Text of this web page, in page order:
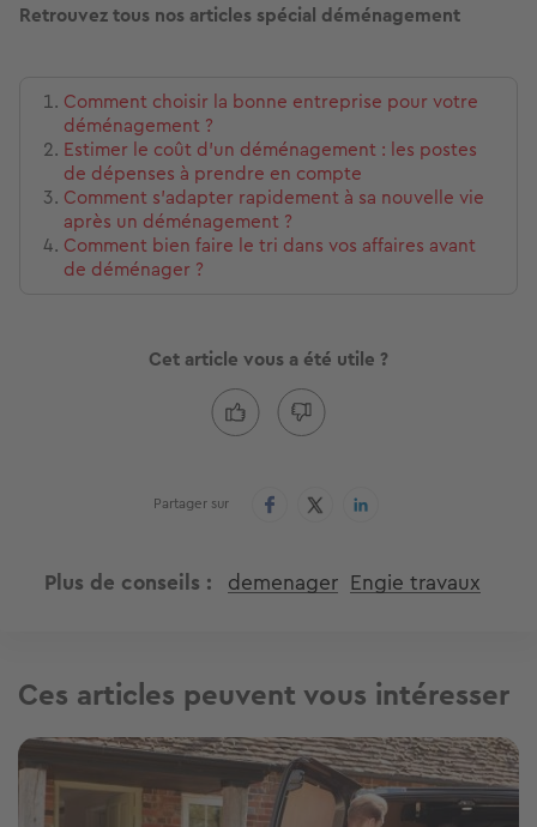
Retrouvez tous nos articles spécial déménagement
Comment choisir la bonne entreprise pour votre
déménagement ?
Estimer le coût d'un déménagement : les postes
de dépenses à prendre en compte
Comment s'adapter rapidement à sa nouvelle vie
après un déménagement ?
Comment bien faire le tri dans vos affaires avant
de déménager ?
Cet article vous a été utile ?
Partager sur
Plus de conseils demenager Engie travaux
Ces articles peuvent vous intéresser
Image